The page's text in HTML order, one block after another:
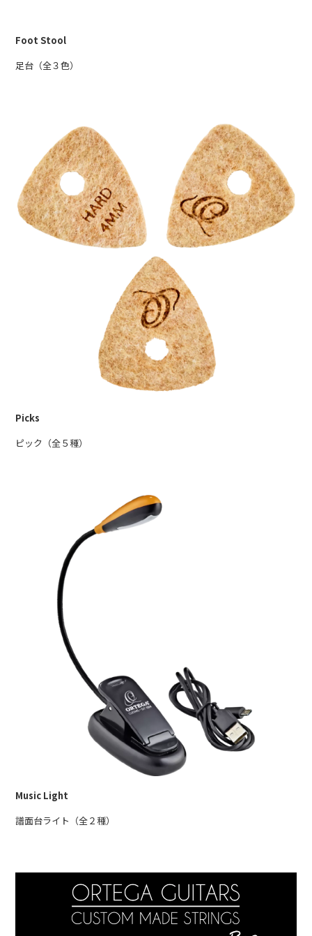
Foot Stool
足台（全３色）
Picks
ピック（全５種）
Music Light
譜面台ライト（全２種）